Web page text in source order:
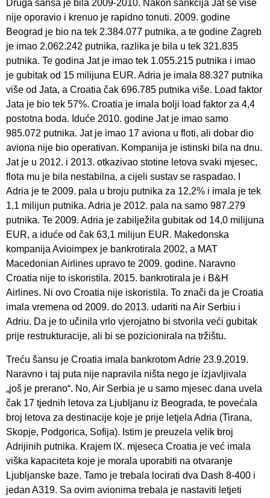
Druga šansa je bila 2009-2010. Nakon sankcija Jat se više
nije oporavio i krenuo je rapidno tonuti. 2009. godine
Beograd je bio na tek 2.384.077 putnika, a te godine Zagreb
je imao 2.062.242 putnika, razlika je bila u tek 321.835
putnika. Te godina Jat je imao tek 1.055.215 putnika i imao
je gubitak od 15 milijuna EUR. Adria je imala 88.327 putnika
više od Jata, a Croatia čak 696.785 putnika više. Load faktor
Jata je bio tek 57%. Croatia je imala bolji load faktor za 4,4
postotna boda. Iduće 2010. godine Jat je imao samo
985.072 putnika. Jat je imao 17 aviona u floti, ali dobar dio
aviona nije bio operativan. Kompanija je istinski bila na dnu.
Jat je u 2012. i 2013. otkazivao stotine letova svaki mjesec,
flota mu je bila nestabilna, a cijeli sustav se raspadao. I
Adria je te 2009. pala u broju putnika za 12,2% i imala je tek
1,1 milijun putnika. Adria je 2012. pala na samo 987.279
putnika. Te 2009. Adria je zabilježila gubitak od 14,0 milijuna
EUR, a iduće od čak 63,1 milijun EUR. Makedonska
kompanija Avioimpex je bankrotirala 2002, a MAT
Macedonian Airlines upravo te 2009. godine. Naravno
Croatia nije to iskoristila. 2015. bankrotirala je i B&H
Airlines. Ni ovo Croatia nije iskoristila. To znači da je Croatia
imala vremena od 2009. do 2013. udariti na Air Serbiu i
Adriu. Da je to učinila vrlo vjerojatno bi stvorila veći gubitak
prije restrukturacije, ali bi se pozicionirala na tržištu.
Treću šansu je Croatia imala bankrotom Adrie 23.9.2019.
Naravno i taj puta nije napravila ništa nego je izjavljivala
„još je prerano“. No, Air Serbia je u samo mjesec dana uvela
čak 17 tjednih letova za Ljubljanu iz Beograda, te povećala
broj letova za destinacije koje je prije letjela Adria (Tirana,
Skopje, Podgorica, Sofija). Istim je preuzela velik broj
Adrijinih putnika. Krajem IX. mjeseca Croatia je već imala
viška kapaciteta koje je morala uporabiti na otvaranje
Ljubljanske baze. Tamo je trebala locirati dva Dash 8-400 i
jedan A319. Sa ovim avionima trebala je nastaviti letjeti